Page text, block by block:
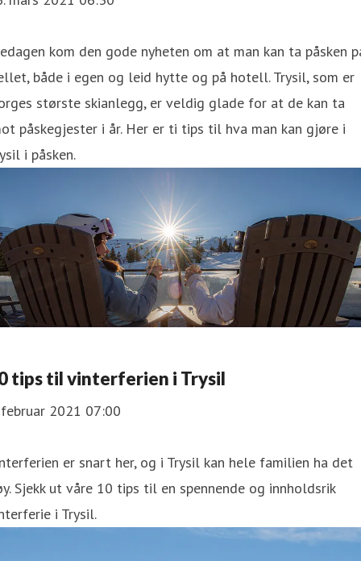
kom den gode nyheten om at man kan ta påsken
både i egen og leid hytte og på hotell. Trysil, som er
største skianlegg, er veldig glade for at de kan ta
påskegjester i år. Her er ti tips til hva man kan gjøre i
i påsken.
tips til vinterferien i Trysil
2021 07:00
er snart her, og i Trysil kan hele familien ha det
Sjekk ut våre 10 tips til en spennende og innholdsrik
i Trysil.